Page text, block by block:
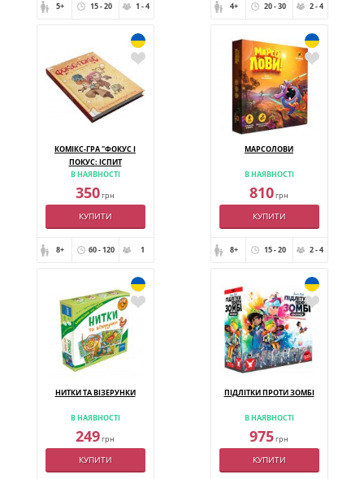
5+ 15 - 20 1 - 4 4+ 20 - 30 2 - 4
КОМІКС-ГРА "ФОКУС І
ПОКУС: ІСПИТ
КАЗКОЛОГІВ"
В НАЯВНОСТІ
350грн
КУПИТИ
8+ 60 - 120 1
МАРСОЛОВИ
В НАЯВНОСТІ
810грн
КУПИТИ
8+ 15 - 20 2 - 4
НИТКИ ТА ВІЗЕРУНКИ
В НАЯВНОСТІ
249грн
КУПИТИ
ПІДЛІТКИ ПРОТИ ЗОМБІ
В НАЯВНОСТІ
975грн
КУПИТИ